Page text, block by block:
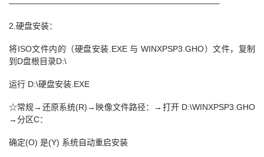
—————————————————————————–
2.硬盘安装：
将ISO文件内的（硬盘安装.EXE 与 WINXPSP3.GHO）文件，复制
到D盘根目录D:\
运行 D:\硬盘安装.EXE
☆常规→还原系统(R)→映像文件路径：→打开 D:\WINXPSP3.GHO
→分区C：
确定(O) 是(Y) 系统自动重启安装